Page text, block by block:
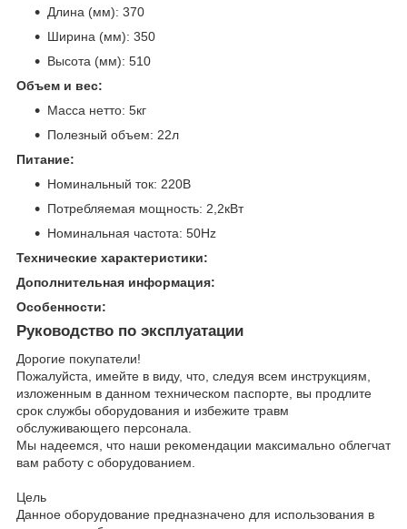
Длина (мм): 370
Ширина (мм): 350
Высота (мм): 510
Объем и вес:
Масса нетто: 5кг
Полезный объем: 22л
Питание:
Номинальный ток: 220В
Потребляемая мощность: 2,2кВт
Номинальная частота: 50Hz
Технические характеристики:
Дополнительная информация:
Особенности:
Руководство по эксплуатации
Дорогие покупатели!
Пожалуйста, имейте в виду, что, следуя всем инструкциям,
изложенным в данном техническом паспорте, вы продлите
срок службы оборудования и избежите травм
обслуживающего персонала.
Мы надеемся, что наши рекомендации максимально облегчат
вам работу с оборудованием.
Цель
Данное оборудование предназначено для использования в